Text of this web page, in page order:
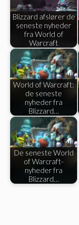
Blizzard afslører de
seneste nyheder
fra World of
Warcraft
World of Warcraft:
de seneste
nyheder fra
Blizzard…
De seneste World
of Warcraft-
nyheder fra
Blizzard…